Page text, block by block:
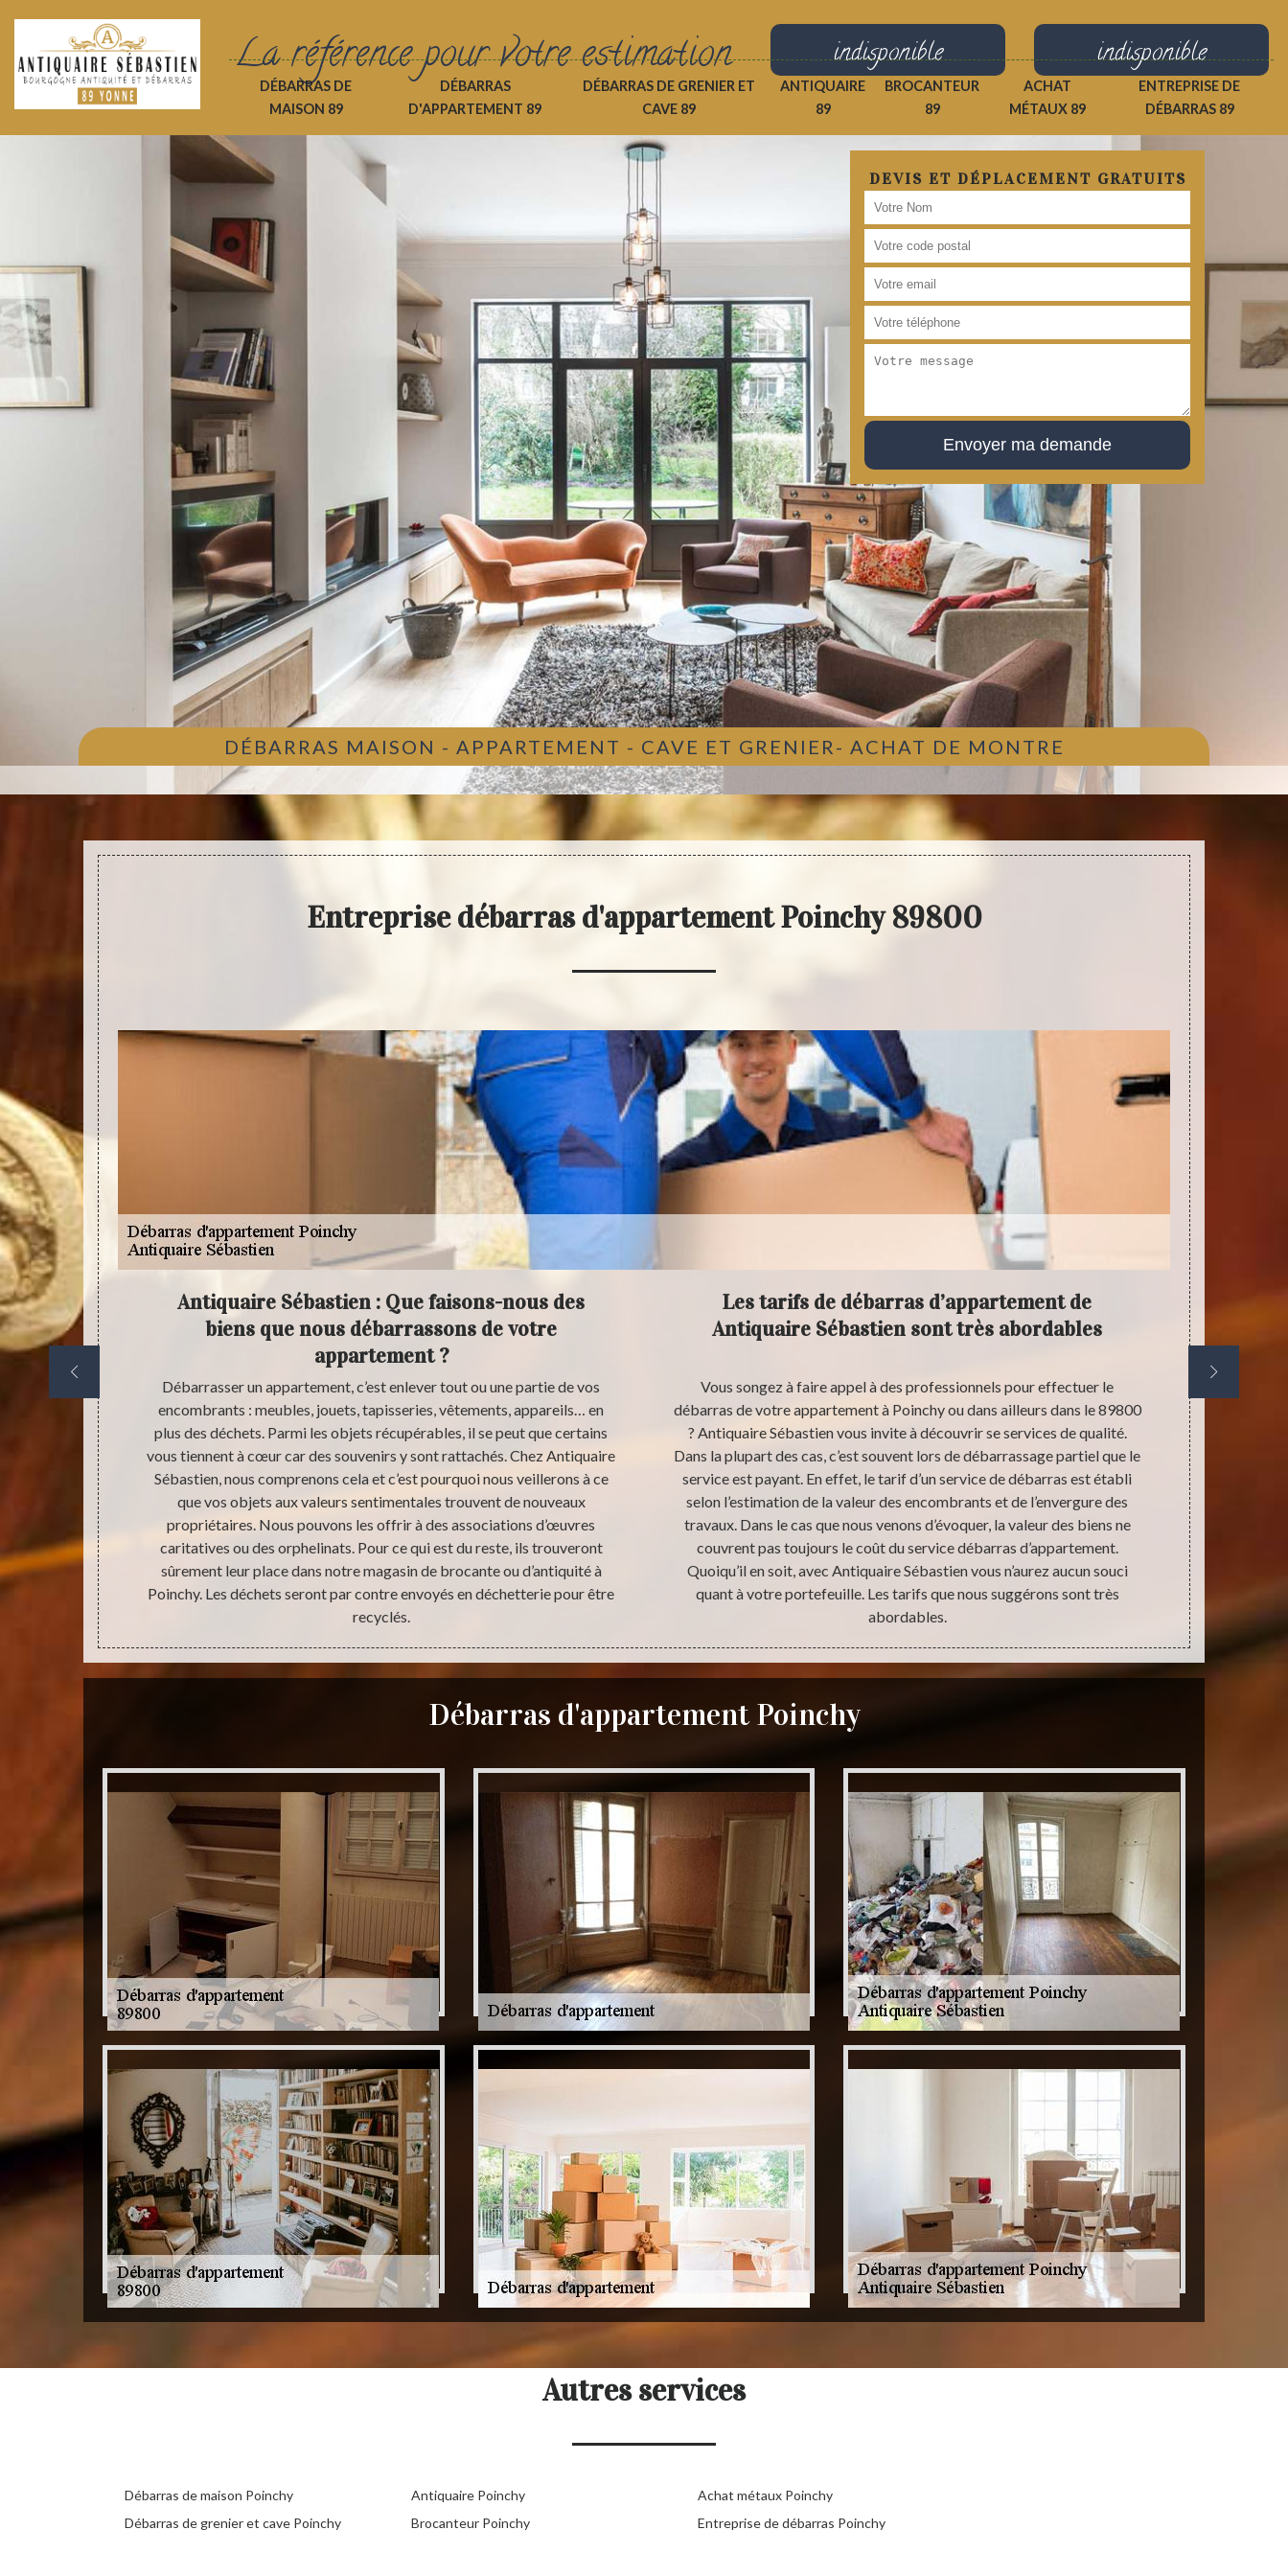
La référence pour votre estimation indisponible indisponible
DÉBARRAS DE
MAISON 89
DÉBARRAS
D'APPARTEMENT 89
DÉBARRAS DE GRENIER ET
CAVE 89
ANTIQUAIRE
89
BROCANTEUR
89
ACHAT
MÉTAUX 89
ENTREPRISE DE
DÉBARRAS 89
DEVIS ET DÉPLACEMENT GRATUITS
DÉBARRAS MAISON - APPARTEMENT - CAVE ET GRENIER- ACHAT DE MONTRE
Entreprise débarras d'appartement Poinchy 89800
pour
Antiquaire Sébastien : Que faisons-nous des
biens que nous débarrassons de votre
appartement ?
Débarrasser un appartement, c’est enlever tout ou une partie de vos
encombrants : meubles, jouets, tapisseries, vêtements, appareils… en
plus des déchets. Parmi les objets récupérables, il se peut que certains
vous tiennent à cœur car des souvenirs y sont rattachés. Chez Antiquaire
Sébastien, nous comprenons cela et c’est pourquoi nous veillerons à ce
que vos objets aux valeurs sentimentales trouvent de nouveaux
propriétaires. Nous pouvons les offrir à des associations d’œuvres
caritatives ou des orphelinats. Pour ce qui est du reste, ils trouveront
sûrement leur place dans notre magasin de brocante ou d’antiquité à
Poinchy. Les déchets seront par contre envoyés en déchetterie pour être
recyclés.
Les tarifs de débarras d’appartement de
Antiquaire Sébastien sont très abordables
Vous songez à faire appel à des professionnels pour effectuer le
débarras de votre appartement à Poinchy ou dans ailleurs dans le 89800
? Antiquaire Sébastien vous invite à découvrir se services de qualité.
Dans la plupart des cas, c’est souvent lors de débarrassage partiel que le
service est payant. En effet, le tarif d’un service de débarras est établi
selon l’estimation de la valeur des encombrants et de l’envergure des
travaux. Dans le cas que nous venons d’évoquer, la valeur des biens ne
couvrent pas toujours le coût du service débarras d’appartement.
Quoiqu’il en soit, avec Antiquaire Sébastien vous n’aurez aucun souci
quant à votre portefeuille. Les tarifs que nous suggérons sont très
abordables.
Débarras d'appartement Poinchy
Autres services
Débarras de maison Poinchy
Débarras de grenier et cave Poinchy
Antiquaire Poinchy
Brocanteur Poinchy
Achat métaux Poinchy
Entreprise de débarras Poinchy